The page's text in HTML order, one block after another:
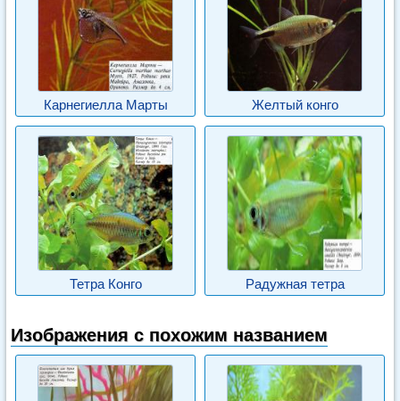
Карнегиелла Марты Желтый конго
Тетра Конго Радужная тетра
Изображения с похожим названием